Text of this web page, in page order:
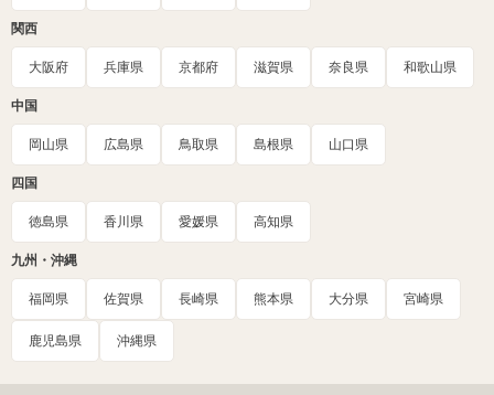
関西
大阪府 兵庫県 京都府 滋賀県 奈良県 和歌山県
中国
岡山県 広島県 鳥取県 島根県 山口県
四国
徳島県 香川県 愛媛県 高知県
九州・沖縄
福岡県 佐賀県 長崎県 熊本県 大分県 宮崎県
鹿児島県 沖縄県